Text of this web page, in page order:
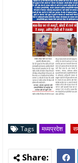
Tags मध्यप्रदेश